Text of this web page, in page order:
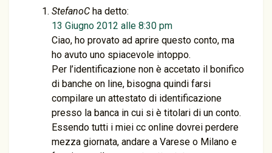
StefanoC ha detto:
13 Giugno 2012 alle 8:30 pm
Ciao, ho provato ad aprire questo conto, ma
ho avuto uno spiacevole intoppo.
Per l’identificazione non è accetato il bonifico
di banche on line, bisogna quindi farsi
compilare un attestato di identificazione
presso la banca in cui si è titolari di un conto.
Essendo tutti i miei cc online dovrei perdere
mezza giornata, andare a Varese o Milano e